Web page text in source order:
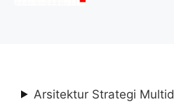
Arsitektur Strategi